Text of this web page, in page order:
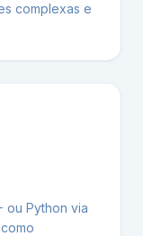
complexas e
ou Python via